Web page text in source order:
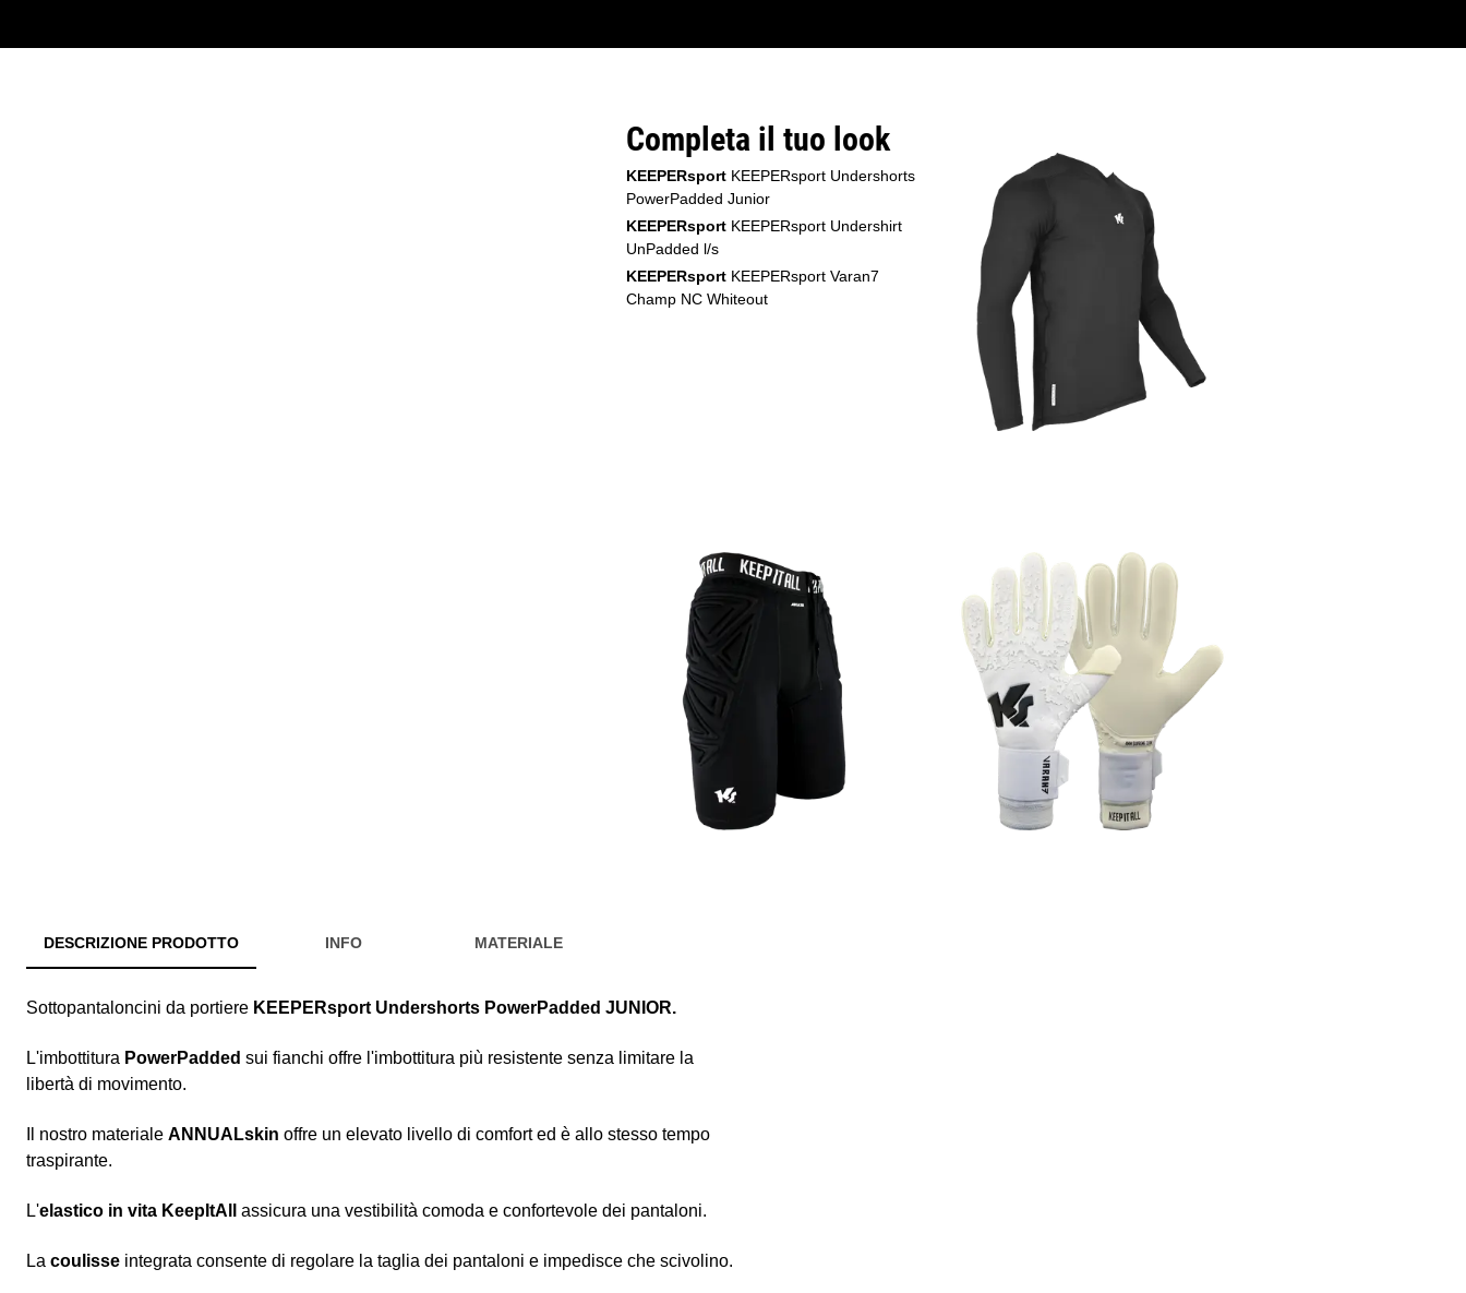
Completa il tuo look
KEEPERsport KEEPERsport Undershorts
PowerPadded Junior
KEEPERsport KEEPERsport Undershirt
UnPadded l/s
KEEPERsport KEEPERsport Varan7
Champ NC Whiteout
DESCRIZIONE PRODOTTO INFO MATERIALE
Sottopantaloncini da portiere KEEPERsport Undershorts PowerPadded JUNIOR.
L'imbottitura PowerPadded sui fianchi offre l'imbottitura più resistente senza limitare la
libertà di movimento.
Il nostro materiale ANNUALskin offre un elevato livello di comfort ed è allo stesso tempo
traspirante.
L'elastico in vita KeepItAll assicura una vestibilità comoda e confortevole dei pantaloni.
La coulisse integrata consente di regolare la taglia dei pantaloni e impedisce che scivolino.